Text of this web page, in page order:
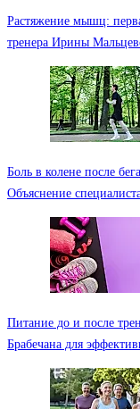
Растяжение мышц:
тренера Ирины
Боль в колене после
Объяснение
Питание до и после
Брабечана для